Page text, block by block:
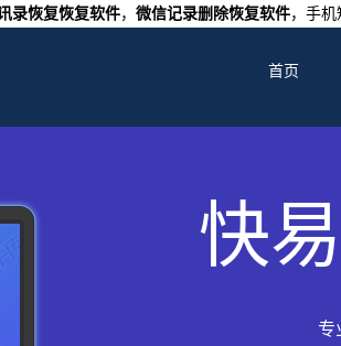
录恢复恢复软件， 微信记录删除恢复软件，手
首页
快
专